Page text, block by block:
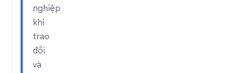
nghiệp
khi
trao
đổi
và